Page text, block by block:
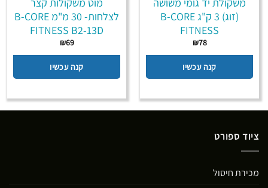
משקולת יד גומי משושה
(זוג) 3 ק"ג B-CORE
FITNESS
₪78
קנה עכשיו
מוט משקולות קצר
לצלחות- 30 מ"מ B-CORE
FITNESS B2-13D
₪69
קנה עכשיו
ציוד ספורט
מכירת חיסול